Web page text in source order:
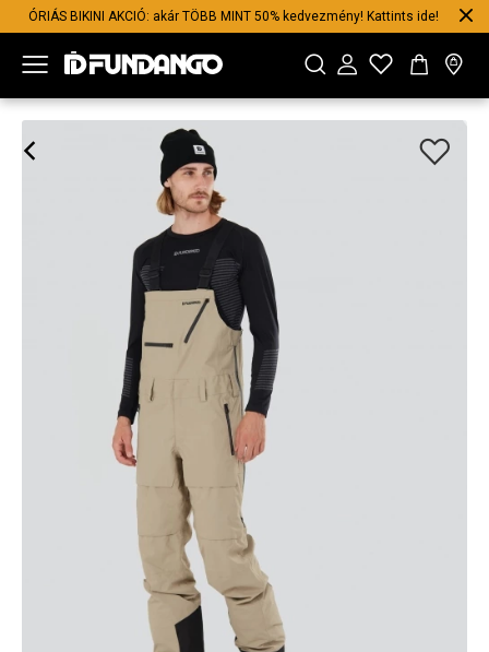
ÓRIÁS BIKINI AKCIÓ: akár TÖBB MINT 50% kedvezmény! Kattints ide!